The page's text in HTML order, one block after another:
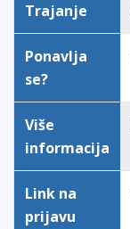
Trajanje
Ponavlja
se?
Više
informacija
Link na
prijavu